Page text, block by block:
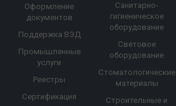
Оформление
документов
Поддержка ВЭД
Промышленные
услуги
Реестры
Сертификация
Санитарно-
гигиеническое
оборудование
Световое
оборудование
Стоматологические
материалы
Строительные и